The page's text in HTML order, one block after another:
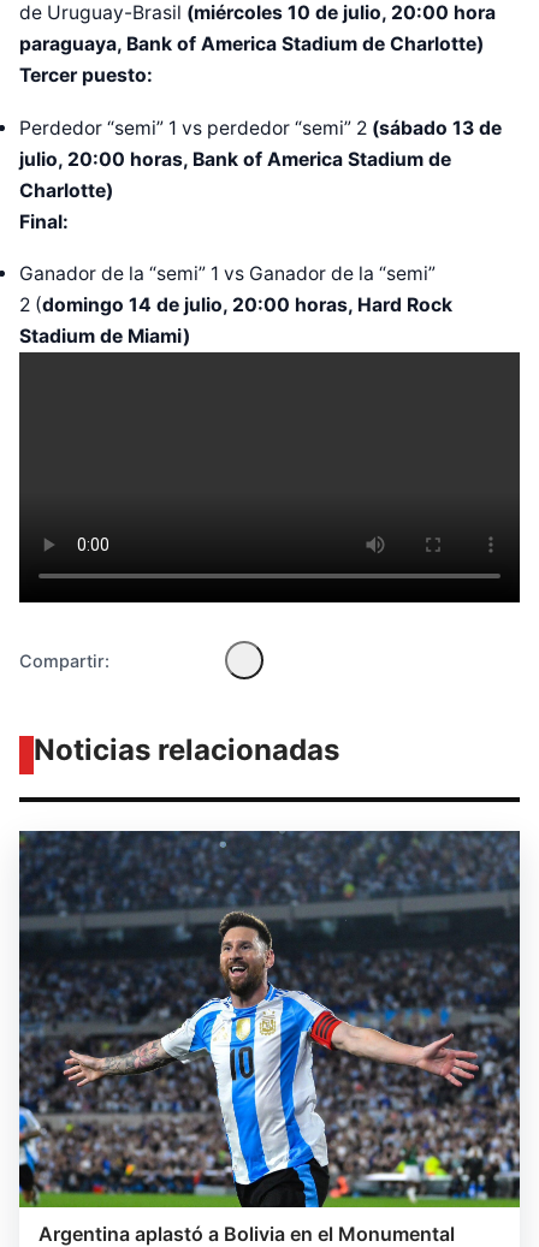
de Uruguay-Brasil (miércoles 10 de julio, 20:00 hora
paraguaya, Bank of America Stadium de Charlotte)
Tercer puesto:
Perdedor “semi” 1 vs perdedor “semi” 2 (sábado 13 de
julio, 20:00 horas, Bank of America Stadium de
Charlotte)
Final:
Ganador de la “semi” 1 vs Ganador de la “semi”
2 (domingo 14 de julio, 20:00 horas, Hard Rock
Stadium de Miami)
Compartir:
Noticias relacionadas
Argentina aplastó a Bolivia en el Monumental